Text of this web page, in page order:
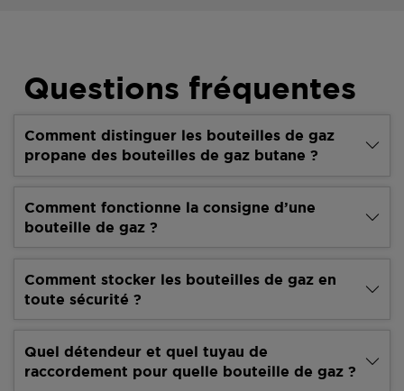
Questions fréquentes
Comment distinguer les bouteilles de gaz
propane des bouteilles de gaz butane ?
Comment fonctionne la consigne d’une
bouteille de gaz ?
Comment stocker les bouteilles de gaz en
toute sécurité ?
Quel détendeur et quel tuyau de
raccordement pour quelle bouteille de gaz ?